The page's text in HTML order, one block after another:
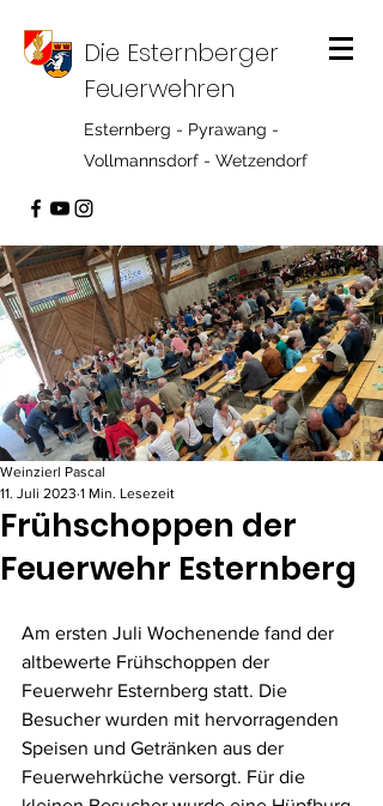
Die Esternberger
Feuerwehren
Esternberg - Pyrawang -
Vollmannsdorf - Wetzendorf
Frühschoppen der
Feuerwehr Esternberg
Weinzierl Pascal
11. Juli 2023 1 Min. Lesezeit
Am ersten Juli Wochenende fand der
altbewerte Frühschoppen der
Feuerwehr Esternberg statt. Die
Besucher wurden mit hervorragenden
Speisen und Getränken aus der
Feuerwehrküche versorgt. Für die